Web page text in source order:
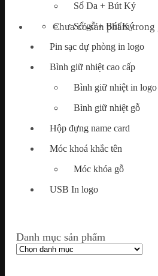
Chưa có sản phẩm trong
Sổ Da + Bút Ký
Sổ gỗ + Bút Ký
Pin sạc dự phòng in logo
Bình giữ nhiệt cao cấp
Bình giữ nhiệt in logo
Bình giữ nhiệt gỗ
Hộp đựng name card
Móc khoá khắc tên
Móc khóa gỗ
USB In logo
Danh mục sản phẩm